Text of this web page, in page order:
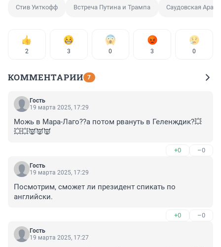
Стив Уиткофф Встреча Путина и Трампа Саудовская
2 3 0 3 0
КОММЕНТАРИИ 7
Гость
19 марта 2025, 17:29
Можь в Мара-Лаго??а потом рвануть в Геленждик?💥
💥💥👿👿👿
+0 –0
Гость
19 марта 2025, 17:29
Посмотрим, сможет ли президент спикать по
английски.
+0 –0
Гость
19 марта 2025, 17:27